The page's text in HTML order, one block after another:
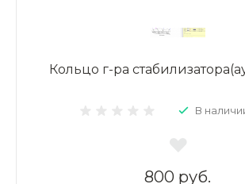
Кольцо г-ра
В
800 руб.